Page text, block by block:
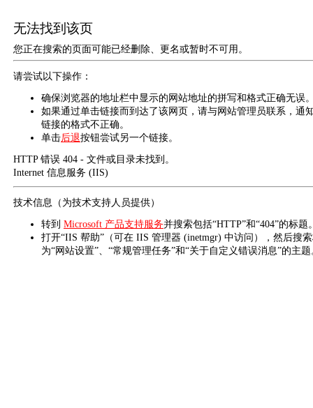
无法找到该页
您正在搜索的页面可能已经删除、更名或暂时不可用。
请尝试以下操作：
确保浏览器的地址栏中显示的网站地址的拼写和格式正确无误
如果通过单击链接而到达了该网页，请与网站管理员联系，通
链接的格式不正确。
单击后退按钮尝试另一个链接。
HTTP 错误 404 - 文件或目录未找到。
Internet 信息服务 (IIS)
技术信息（为技术支持人员提供）
转到 Microsoft 产品支持服务并搜索包括“HTTP”和“404”的标题
打开“IIS 帮助”（可在 IIS 管理器 (inetmgr) 中访问），然后搜
为“网站设置”、“常规管理任务”和“关于自定义错误消息”的主题